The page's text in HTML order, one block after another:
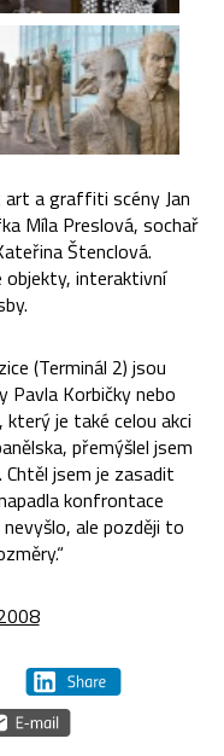
a graffiti scény Jan
Míla Preslová, sochař
Štenclová.
interaktivní
(Terminál 2) jsou
Pavla Korbičky nebo
který je také celou akci
přemýšlel jsem
jsem je zasadit
konfrontace
ale později to